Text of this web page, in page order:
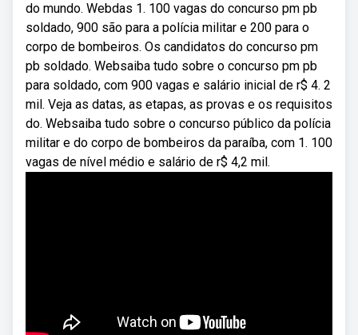
do mundo. Webdas 1. 100 vagas do concurso pm pb
soldado, 900 são para a polícia militar e 200 para o
corpo de bombeiros. Os candidatos do concurso pm
pb soldado. Websaiba tudo sobre o concurso pm pb
para soldado, com 900 vagas e salário inicial de r$ 4. 2
mil. Veja as datas, as etapas, as provas e os requisitos
do. Websaiba tudo sobre o concurso público da polícia
militar e do corpo de bombeiros da paraíba, com 1. 100
vagas de nível médio e salário de r$ 4,2 mil.